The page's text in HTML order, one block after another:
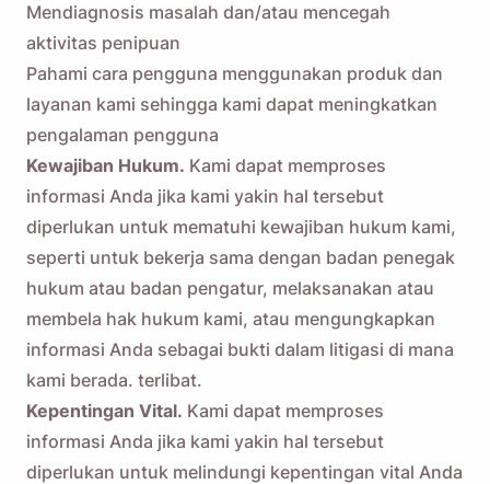
Mendiagnosis masalah dan/atau mencegah
aktivitas penipuan
Pahami cara pengguna menggunakan produk dan
layanan kami sehingga kami dapat meningkatkan
pengalaman pengguna
Kewajiban Hukum. Kami dapat memproses
informasi Anda jika kami yakin hal tersebut
diperlukan untuk mematuhi kewajiban hukum kami,
seperti untuk bekerja sama dengan badan penegak
hukum atau badan pengatur, melaksanakan atau
membela hak hukum kami, atau mengungkapkan
informasi Anda sebagai bukti dalam litigasi di mana
kami berada. terlibat.
Kepentingan Vital. Kami dapat memproses
informasi Anda jika kami yakin hal tersebut
diperlukan untuk melindungi kepentingan vital Anda